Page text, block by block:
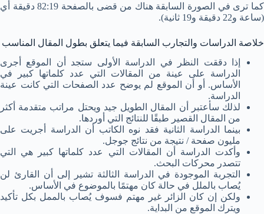
كما ترى في الصورة السابقة هناك من قضى بالصفحة 82:19 دقيقة أي
(ساعة و22 دقيقة و19 ثانية).
خلاصة الدراسات والتجارب السابقة فيما يتعلق بطول المقال المناسب
إذا دققت النظر في الدراسة الأولى ستجد أن الموقع أجرى
الدراسة على عينة من المقالات التي عدد كلماتها كبير في
الأساس. أو أن الموقع لم يوضح عدد الصفحات التي كانت عينة
الدراسة.
لذلك سأعتبر أن المقال الطويل جيد ويحتل مراتب متقدمة أكثر
من المقال القصير طبقًا للنتائج التي أوردها.
بينما الدراسة الثانية فقد نوه الكاتب أن الدراسة أجريت على
مليون صفحة / نتيجة من نتائج جوجل.
وأكدت الدراسة أن المقالات التي عدد كلماتها كبير هي التي
تتصدر محركات البحث.
التجربة الموجودة في الدراسة الثالثة تشير إلى أن القارئ لن
يُصاب بالملل في حالة كان مهتمًا بالموضوع في الأساس.
ولكن إن كان الزائر غير مهتم فسوف يُصاب بالممل بكل تأكيد
ويترك الموقع من البداية.